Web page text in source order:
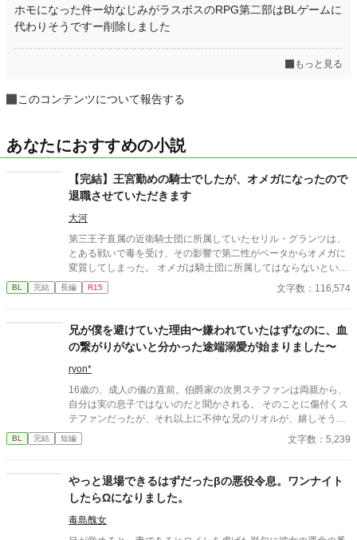
ホモになった件ー幼なじみがラスボスのRPG第二部はBLゲームに
代わりそうですー削除しました
もっと見る
このコンテンツについて報告する
あなたにおすすめの小説
【完結】王宮勤めの騎士でしたが、オメガになったので
退職させていただきます
大河
第三王子直属の近衛騎士団に所属していたセリル・グランツは、
とある戦いで毒を受け、その影響で第二性がベータからオメガに
変質してしまった。 オメガは騎士団に所属してはならないという
法に基づき、騎士団を辞めることを決意するセリル。上司である
第三王子・レオンハルトにそのことを告げて騎士団を去るが、特
戻ったセリルは、オメガになったことで見合い話を受けざるを得
ない立場に。見合いに全く乗り気でないセリルの元に、意外な人
物から婚約の申し入れが届く。それはかつての上司、レオンハル
トからの婚約の申し入れだった──
BL 完結 長編 R15 文字数：116,574
兄が僕を避けていた理由〜嫌われていたはずなのに、血
の繋がりがないと分かった途端溺愛が始まりました〜
ryon*
16歳の、成人の儀の直前。伯爵家の次男ステファンは両親から、
自分は実の息子ではないのだと聞かされる。 そのことに傷付くス
テファンだったが、それ以上に不仲な兄のリオルが、嬉しそうに
笑う横顔を見てショックを受ける。 幼い頃は仲の良かったリオル
にここまで嫌われているのであれば、兄が爵位を継げば、早々に
極的に結婚相手を探そうとするが、なぜか毎回リオルに妨害され
て……！？
BL 完結 短編 文字数：5,239
やっと退場できるはずだったβの悪役令息。ワンナイト
したらΩになりました。
毒島醜女